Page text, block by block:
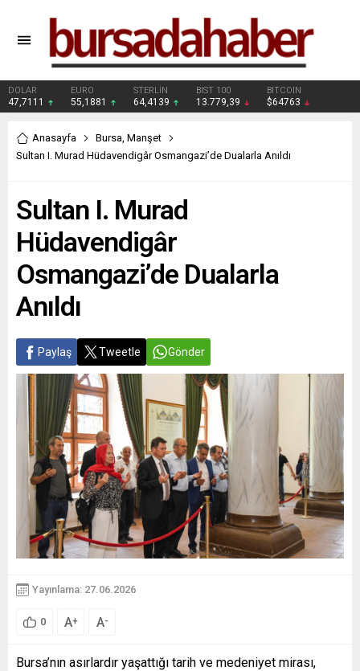
DOLAR
47,7111
EURO
55,1881
STERLİN
64,4139
BIST 100
13.779,39
BITCOIN
$64763
Anasayfa Bursa, Manşet
Sultan I. Murad Hüdavendigâr Osmangazi’de Dualarla Anıldı
Sultan I. Murad
Hüdavendigâr
Osmangazi’de Dualarla
Anıldı
Paylaş Tweetle Gönder
Yayınlama: 27.06.2026
0 A+ A-
Bursa’nın asırlardır yaşattığı tarih ve medeniyet mirası,